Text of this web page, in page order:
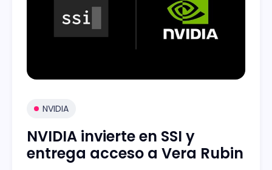
NVIDIA
NVIDIA invierte en SSI y
entrega acceso a Vera Rubin